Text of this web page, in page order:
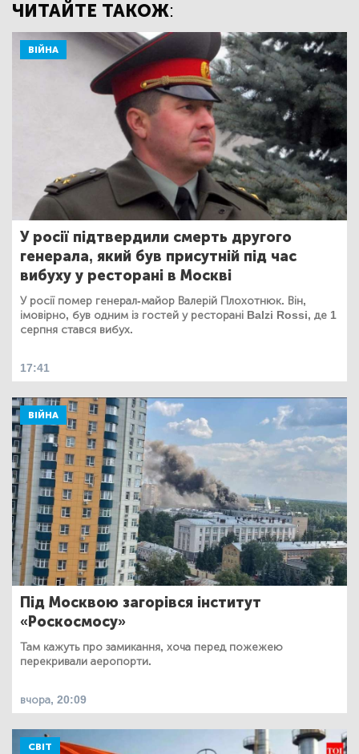
ЧИТАЙТЕ ТАКОЖ:
ВІЙНА
У росії підтвердили смерть другого
генерала, який був присутній під час
вибуху у ресторані в Москві
У росії помер генерал-майор Валерій Плохотнюк. Він,
імовірно, був одним із гостей у ресторані Balzi Rossi, де 1
серпня стався вибух.
17:41
ВІЙНА
Під Москвою загорівся інститут
«Роскосмосу»
Там кажуть про замикання, хоча перед пожежею
перекривали аеропорти.
вчора, 20:09
СВІТ